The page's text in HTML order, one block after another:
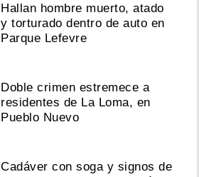
Hallan hombre muerto, atado
y torturado dentro de auto en
Parque Lefevre
Doble crimen estremece a
residentes de La Loma, en
Pueblo Nuevo
Cadáver con soga y signos de